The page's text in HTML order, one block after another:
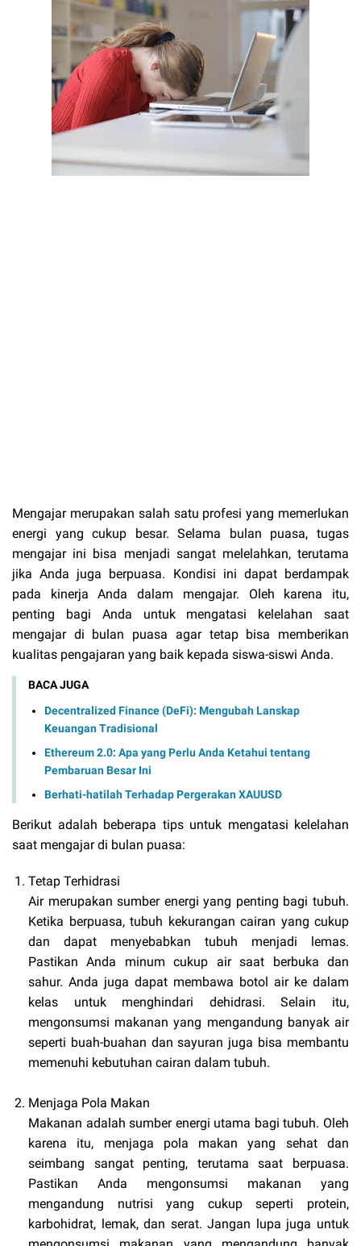
Mengajar merupakan salah satu profesi yang memerlukan
energi yang cukup besar. Selama bulan puasa, tugas
mengajar ini bisa menjadi sangat melelahkan, terutama
jika Anda juga berpuasa. Kondisi ini dapat berdampak
pada kinerja Anda dalam mengajar. Oleh karena itu,
penting bagi Anda untuk mengatasi kelelahan saat
mengajar di bulan puasa agar tetap bisa memberikan
kualitas pengajaran yang baik kepada siswa-siswi Anda.
BACA JUGA
Decentralized Finance (DeFi): Mengubah Lanskap
Keuangan Tradisional
Ethereum 2.0: Apa yang Perlu Anda Ketahui tentang
Pembaruan Besar Ini
Berhati-hatilah Terhadap Pergerakan XAUUSD
Berikut adalah beberapa tips untuk mengatasi kelelahan
saat mengajar di bulan puasa:
Tetap Terhidrasi
Air merupakan sumber energi yang penting bagi tubuh.
Ketika berpuasa, tubuh kekurangan cairan yang cukup
dan dapat menyebabkan tubuh menjadi lemas.
Pastikan Anda minum cukup air saat berbuka dan
sahur. Anda juga dapat membawa botol air ke dalam
kelas untuk menghindari dehidrasi. Selain itu,
mengonsumsi makanan yang mengandung banyak air
seperti buah-buahan dan sayuran juga bisa membantu
memenuhi kebutuhan cairan dalam tubuh.
Menjaga Pola Makan
Makanan adalah sumber energi utama bagi tubuh. Oleh
karena itu, menjaga pola makan yang sehat dan
seimbang sangat penting, terutama saat berpuasa.
Pastikan Anda mengonsumsi makanan yang
mengandung nutrisi yang cukup seperti protein,
karbohidrat, lemak, dan serat. Jangan lupa juga untuk